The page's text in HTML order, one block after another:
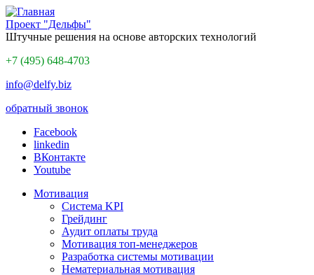
Проект "Дельфы"
Штучные решения на основе авторских технологий
+7 (495) 648-4703
info@delfy.biz
обратный звонок
Facebook
linkedin
ВКонтакте
Youtube
Мотивация
Система KPI
Грейдинг
Аудит оплаты труда
Мотивация топ-менеджеров
Разработка системы мотивации
Нематериальная мотивация